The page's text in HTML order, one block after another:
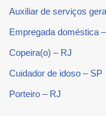
Auxiliar de serviços
Empregada doméstica
Copeira(o) – RJ
Cuidador de idoso – SP
Porteiro – RJ